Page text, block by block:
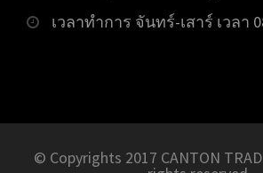
เวลาทำการ จันทร์-เสาร์ เวลา
© Copyrights 2017 CANTON